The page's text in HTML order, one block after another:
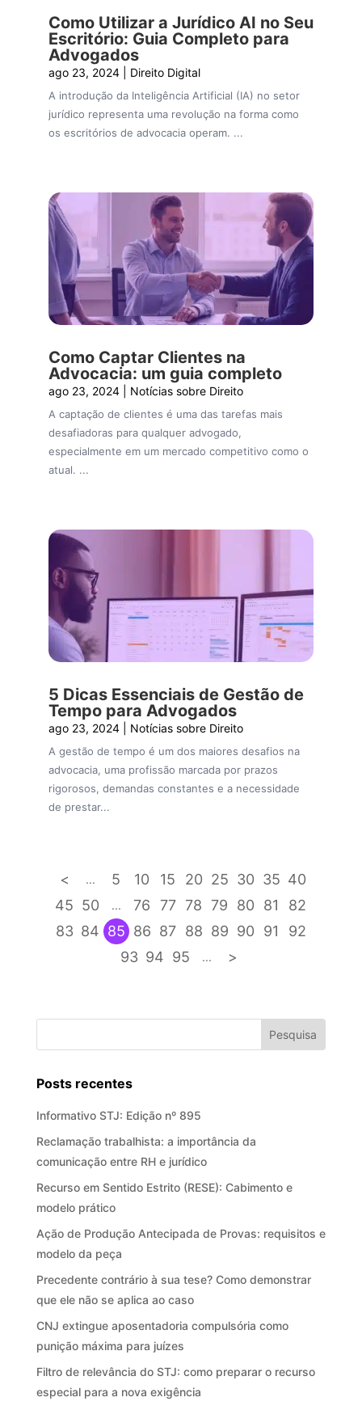
Como Utilizar a Jurídico AI no Seu
Escritório: Guia Completo para
Advogados
ago 23, 2024| Direito Digital
A introdução da Inteligência Artificial (IA) no setor
jurídico representa uma revolução na forma como
os escritórios de advocacia operam. ...
Como Captar Clientes na
Advocacia: um guia completo
ago 23, 2024| Notícias sobre Direito
A captação de clientes é uma das tarefas mais
desafiadoras para qualquer advogado,
especialmente em um mercado competitivo como o
atual. ...
5 Dicas Essenciais de Gestão de
Tempo para Advogados
ago 23, 2024| Notícias sobre Direito
A gestão de tempo é um dos maiores desafios na
advocacia, uma profissão marcada por prazos
rigorosos, demandas constantes e a necessidade
de prestar...
< ... 5 10 15 20 25 30 35 40
45 50 ... 76 77 78 79 80 81
82
83 84 85 86 87 88 89 90 91
92
93 94 95 ... >
Posts recentes
Informativo STJ: Edição nº 895
Reclamação trabalhista: a importância da
comunicação entre RH e jurídico
Recurso em Sentido Estrito (RESE): Cabimento e
modelo prático
Ação de Produção Antecipada de Provas: requisitos e
modelo da peça
Precedente contrário à sua tese? Como demonstrar
que ele não se aplica ao caso
CNJ extingue aposentadoria compulsória como
punição máxima para juízes
Filtro de relevância do STJ: como preparar o recurso
especial para a nova exigência